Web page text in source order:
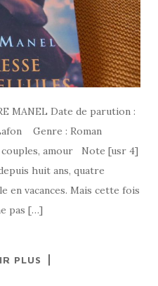
MANEL Date de parution :
Genre : Roman
couples, amour Note [usr 4]
huit ans, quatre
en vacances. Mais cette fois
pas […]
PLUS